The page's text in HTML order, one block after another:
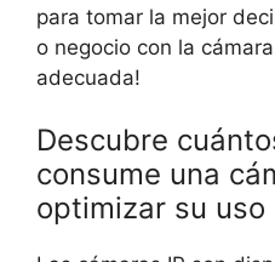
para tomar la mejor
o negocio con la
adecuada!
Descubre
consume una
optimizar su uso